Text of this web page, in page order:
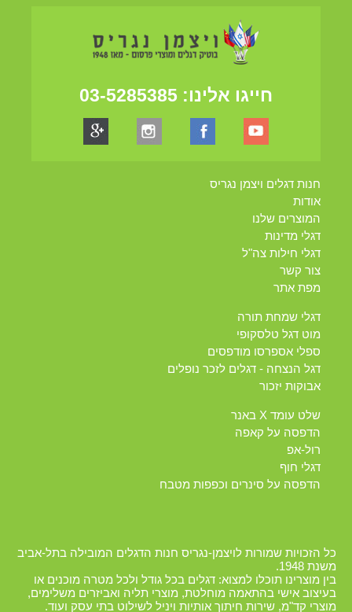
חייגו אלינו: 03-5285385
חנות דגלים ויצמן נגריס
אודות
המוצרים שלנו
דגלי מדינות
דגלי חילות צה"ל
צור קשר
מפת אתר
דגלי שמחת תורה
מוט דגל טלסקופי
ספלי אספרסו מודפסים
דגל הנצחה - דגלים לזכר נופלים
אבוקות יזכור
שלט עומד X באנר
הדפסה על קאפה
רול-אפ
דגלי חוף
הדפסה על סינרים וכפפות מטבח
כל הזכויות שמורות לויצמן-נגריס חנות הדגלים המובילה בתל-אביב
משנת 1948.
בין מוצרינו תוכלו למצוא: דגלים בכל גודל ולכל מטרה מוכנים או
בעיצוב אישי בהתאמה מוחלטת, מוצרי תליה ואביזרים משלימים,
מוצרי קד"מ, שירות חיתוך אותיות ויניל לשילוט בתי עסק ועוד.